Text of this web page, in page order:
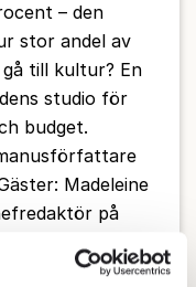
– den
stor andel av
till kultur? En
studio för
budget.
Madeleine
på